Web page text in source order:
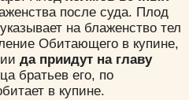
после суда. Плод
на блаженство тел
Обитающего в купине,
да приидут на главу
братьев его, по
в купине.